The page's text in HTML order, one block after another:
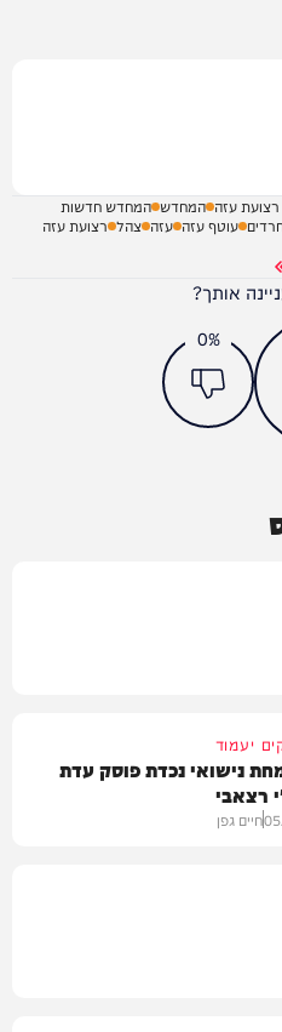
רצועת עזה המחדש המחדש חדשות
עוטף עזה עזה צהל רצועת עזה
אותך?
0%
יעמוד
נישואי נכדת פוסק עדת
רצאבי
חיים גפן